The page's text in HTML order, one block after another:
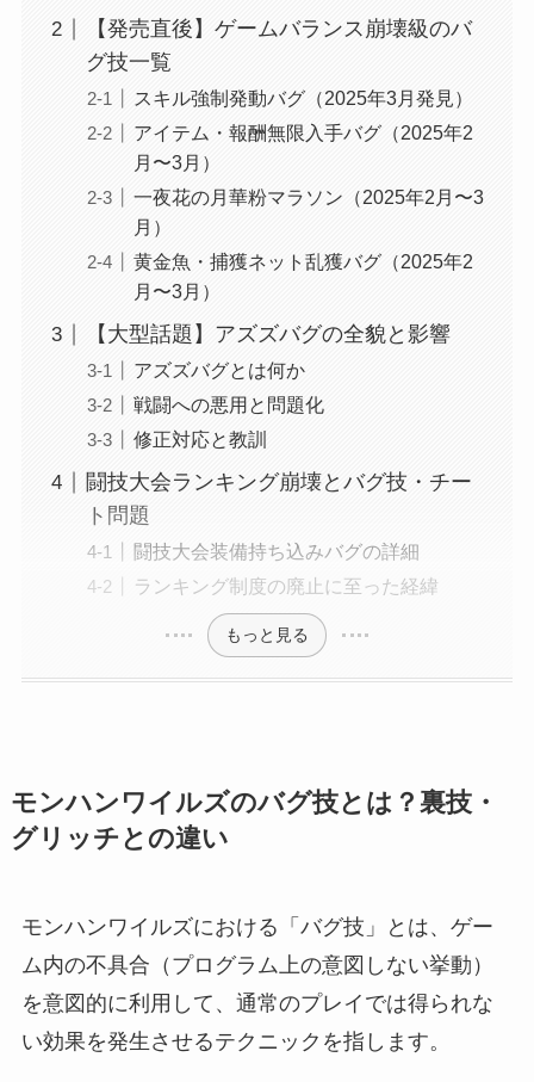
【発売直後】ゲームバランス崩壊級のバ
グ技一覧
スキル強制発動バグ（2025年3月発見）
アイテム・報酬無限入手バグ（2025年2
月〜3月）
一夜花の月華粉マラソン（2025年2月〜3
月）
黄金魚・捕獲ネット乱獲バグ（2025年2
月〜3月）
【大型話題】アズズバグの全貌と影響
アズズバグとは何か
戦闘への悪用と問題化
修正対応と教訓
闘技大会ランキング崩壊とバグ技・チー
ト問題
闘技大会装備持ち込みバグの詳細
ランキング制度の廃止に至った経緯
もっと見る
モンハンワイルズのバグ技とは？裏技・
グリッチとの違い
モンハンワイルズにおける「バグ技」とは、ゲー
ム内の不具合（プログラム上の意図しない挙動）
を意図的に利用して、通常のプレイでは得られな
い効果を発生させるテクニックを指します。